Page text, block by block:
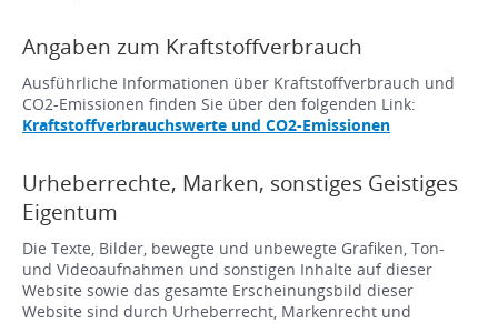
Angaben zum Kraftstoffverbrauch
Ausführliche Informationen über Kraftstoffverbrauch und
CO2-Emissionen finden Sie über den folgenden Link:
Kraftstoffverbrauchswerte und CO2-Emissionen
Urheberrechte, Marken, sonstiges Geistiges
Eigentum
Die Texte, Bilder, bewegte und unbewegte Grafiken, Ton-
und Videoaufnahmen und sonstigen Inhalte auf dieser
Website sowie das gesamte Erscheinungsbild dieser
Website sind durch Urheberrecht, Markenrecht und